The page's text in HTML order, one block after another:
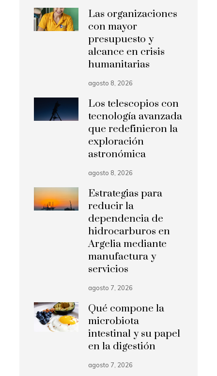
Las organizaciones
con mayor
presupuesto y
alcance en crisis
humanitarias
agosto 8, 2026
Los telescopios con
tecnología avanzada
que redefinieron la
exploración
astronómica
agosto 8, 2026
Estrategias para
reducir la
dependencia de
hidrocarburos en
Argelia mediante
manufactura y
servicios
agosto 7, 2026
Qué compone la
microbiota
intestinal y su papel
en la digestión
agosto 7, 2026